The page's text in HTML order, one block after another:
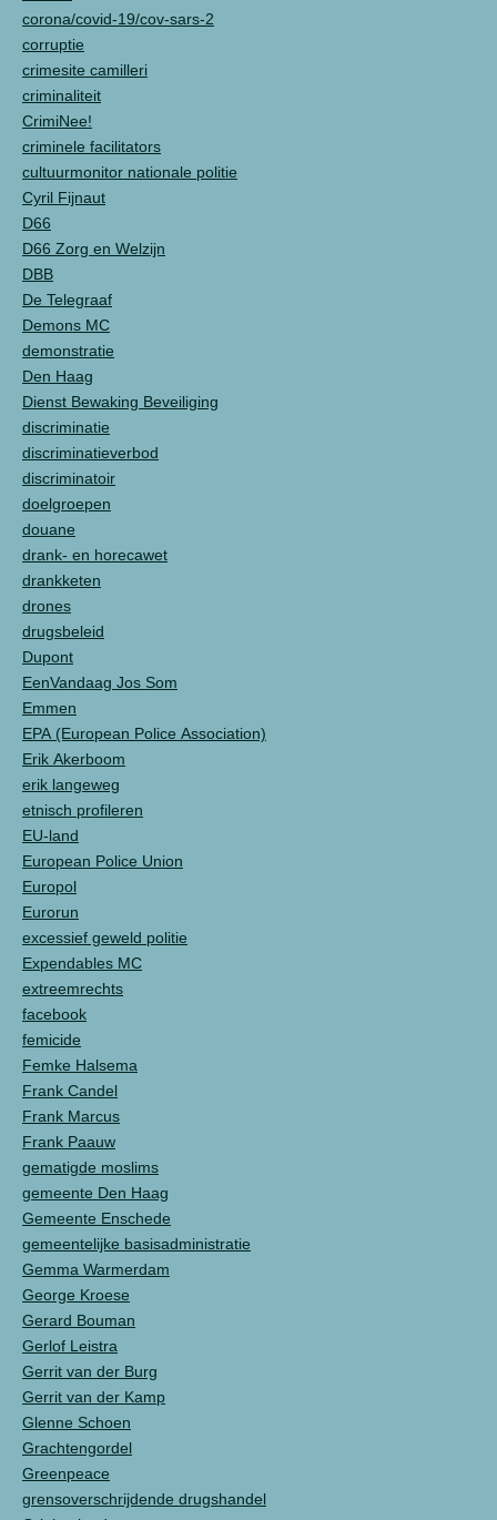
corona/covid-19/cov-sars-2
corruptie
crimesite camilleri
criminaliteit
CrimiNee!
criminele facilitators
cultuurmonitor nationale politie
Cyril Fijnaut
D66
D66 Zorg en Welzijn
DBB
De Telegraaf
Demons MC
demonstratie
Den Haag
Dienst Bewaking Beveiliging
discriminatie
discriminatieverbod
discriminatoir
doelgroepen
douane
drank- en horecawet
drankketen
drones
drugsbeleid
Dupont
EenVandaag Jos Som
Emmen
EPA (European Police Association)
Erik Akerboom
erik langeweg
etnisch profileren
EU-land
European Police Union
Europol
Eurorun
excessief geweld politie
Expendables MC
extreemrechts
facebook
femicide
Femke Halsema
Frank Candel
Frank Marcus
Frank Paauw
gematigde moslims
gemeente Den Haag
Gemeente Enschede
gemeentelijke basisadministratie
Gemma Warmerdam
George Kroese
Gerard Bouman
Gerlof Leistra
Gerrit van der Burg
Gerrit van der Kamp
Glenne Schoen
Grachtengordel
Greenpeace
grensoverschrijdende drugshandel